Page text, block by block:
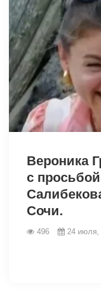
Вероника
с
Сочи.
496 24 июля,